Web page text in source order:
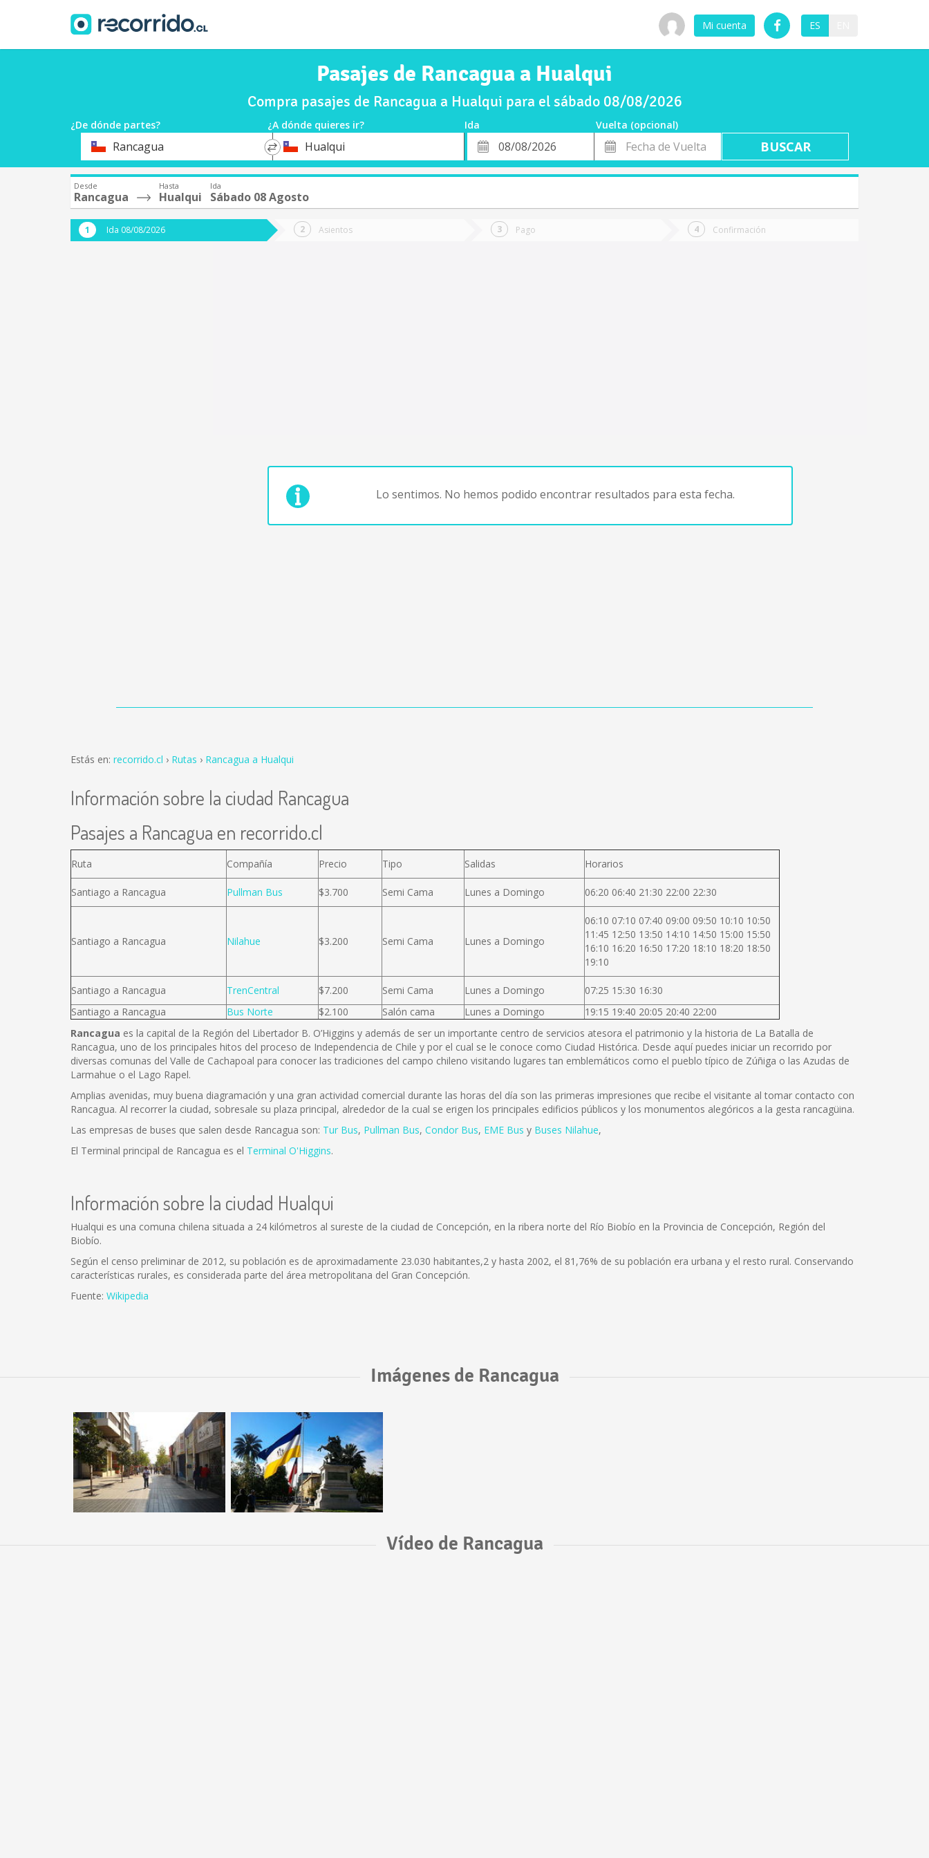
Mi cuenta ES
Pasajes de Rancagua a Hualqui
Compra pasajes de Rancagua a Hualqui para el sábado 08/08/2026
¿De dónde partes? ¿A dónde quieres ir? Ida
Vuelta (opcional)
OrigenRancagua
*
DestinoHualqui
Fecha
de
Fecha
de
Vuelta
Desde
Rancagua
Hasta
Hualqui
Ida
Sábado 08 Agosto
Ida 08/08/2026 Asientos Pago Confirmación
Lo sentimos. No hemos podido encontrar resultados para esta fecha.
Estás en: recorrido.cl Rutas Rancagua a Hualqui
Información sobre la ciudad Rancagua
Pasajes a Rancagua en recorrido.cl
Ruta Compañía Precio Tipo Salidas Horarios
Santiago a Rancagua Pullman Bus $3.700 Semi Cama Lunes a Domingo 06:20 06:40 21:30 22:00 22:30
Santiago a Rancagua Nilahue $3.200 Semi Cama Lunes a Domingo
06:10 07:10 07:40 09:00 09:50 10:10 10:50
11:45 12:50 13:50 14:10 14:50 15:00 15:50
16:10 16:20 16:50 17:20 18:10 18:20 18:50
19:10
Santiago a Rancagua TrenCentral $7.200 Semi Cama Lunes a Domingo
07:25 15:30 16:30
Santiago a Rancagua
Bus Norte $2.100 Salón cama Lunes a Domingo
19:15 19:40 20:05 20:40 22:00
Rancagua es la capital de la Región del Libertador B. O’Higgins y además de ser un importante centro de servicios atesora el patrimonio y la historia de La Batalla de
Rancagua, uno de los principales hitos del proceso de Independencia de Chile y por el cual se le conoce como Ciudad Histórica. Desde aquí puedes iniciar un recorrido por
diversas comunas del Valle de Cachapoal para conocer las tradiciones del campo chileno visitando lugares tan emblemáticos como el pueblo típico de Zúñiga o las Azudas de
Larmahue o el Lago Rapel.
Amplias avenidas, muy buena diagramación y una gran actividad comercial durante las horas del día son las primeras impresiones que recibe el visitante al tomar contacto con
Rancagua. Al recorrer la ciudad, sobresale su plaza principal, alrededor de la cual se erigen los principales edificios públicos y los monumentos alegóricos a la gesta rancagüina.
Las empresas de buses que salen desde Rancagua son: Tur Bus, Pullman Bus, Condor Bus, EME Bus y Buses Nilahue,
El Terminal principal de Rancagua es el Terminal O'Higgins.
Información sobre la ciudad Hualqui
Hualqui es una comuna chilena situada a 24 kilómetros al sureste de la ciudad de Concepción, en la ribera norte del Río Biobío en la Provincia de Concepción, Región del
Biobío.
Según el censo preliminar de 2012, su población es de aproximadamente 23.030 habitantes,2 y hasta 2002, el 81,76% de su población era urbana y el resto rural. Conservando
características rurales, es considerada parte del área metropolitana del Gran Concepción.
Fuente: Wikipedia
Imágenes de Rancagua
Vídeo de Rancagua